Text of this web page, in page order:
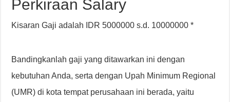
Perkiraan Salary
Kisaran Gaji adalah IDR 5000000 s.d. 10000000 *
Bandingkanlah gaji yang ditawarkan ini dengan
kebutuhan Anda, serta dengan Upah Minimum Regional
(UMR) di kota tempat perusahaan ini berada, yaitu